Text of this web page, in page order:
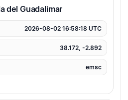
del Guadalimar
2026-08-02 16:58:18 UTC
38.172, -2.892
emsc